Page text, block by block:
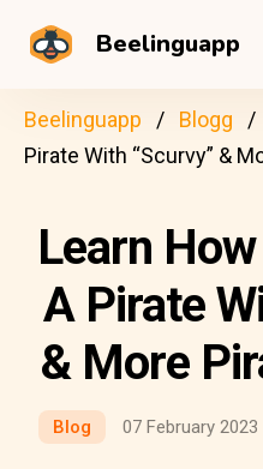
Beelinguapp
Beelinguapp Blogg
Pirate With “Scurvy” &
Learn
A Pirate
& More
Blog 07 February 2023